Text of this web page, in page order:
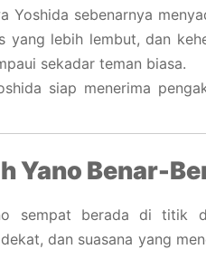
Yoshida sebenarnya
yang lebih lembut, dan
sekadar teman biasa.
siap menerima
Yano Benar-
sempat berada di titik
dan suasana yang